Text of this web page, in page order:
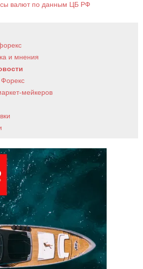
валют по данным ЦБ РФ
и мнения
мейкеров